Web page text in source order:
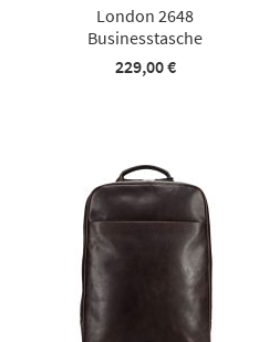
London 2648
Businesstasche
229,00 €